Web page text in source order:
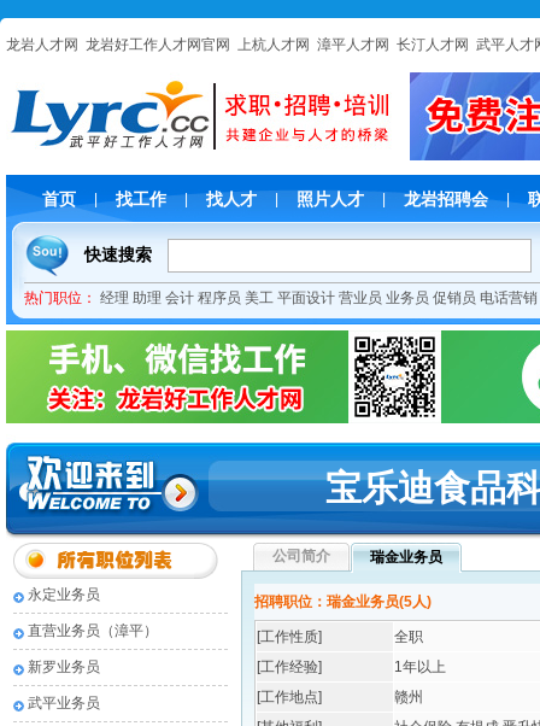
龙岩人才网 龙岩好工作人才网官网 上杭人才网 漳平人才网 长汀人才网 武平人才
首页 找工作 | 找人才 照片人才 龙岩招聘会 |
快速搜索
热门职位： 经理 助理 会计 程序员 美工 平面设计 营业员 业务员 促销员 电话营销
宝乐迪食品
永定业务员
直营业务员（漳平）
新罗业务员
武平业务员
公司简介 瑞金业务员
招聘职位：瑞金业务员(5人)
[工作性质]
全职
[工作经验]
1年以上
[工作地点]
赣州